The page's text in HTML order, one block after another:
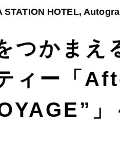
STATION HOTEL,
つかまえ
ィー「
」